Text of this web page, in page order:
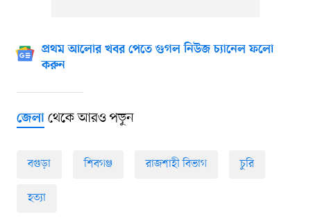
প্রথম আলোর খবর পেতে গুগল নিউজ চ্যানেল ফলো
করুন
জেলাথেকে আরও পড়ুন
বগুড়া শিবগঞ্জ রাজশাহী বিভাগ চুরি
হত্যা